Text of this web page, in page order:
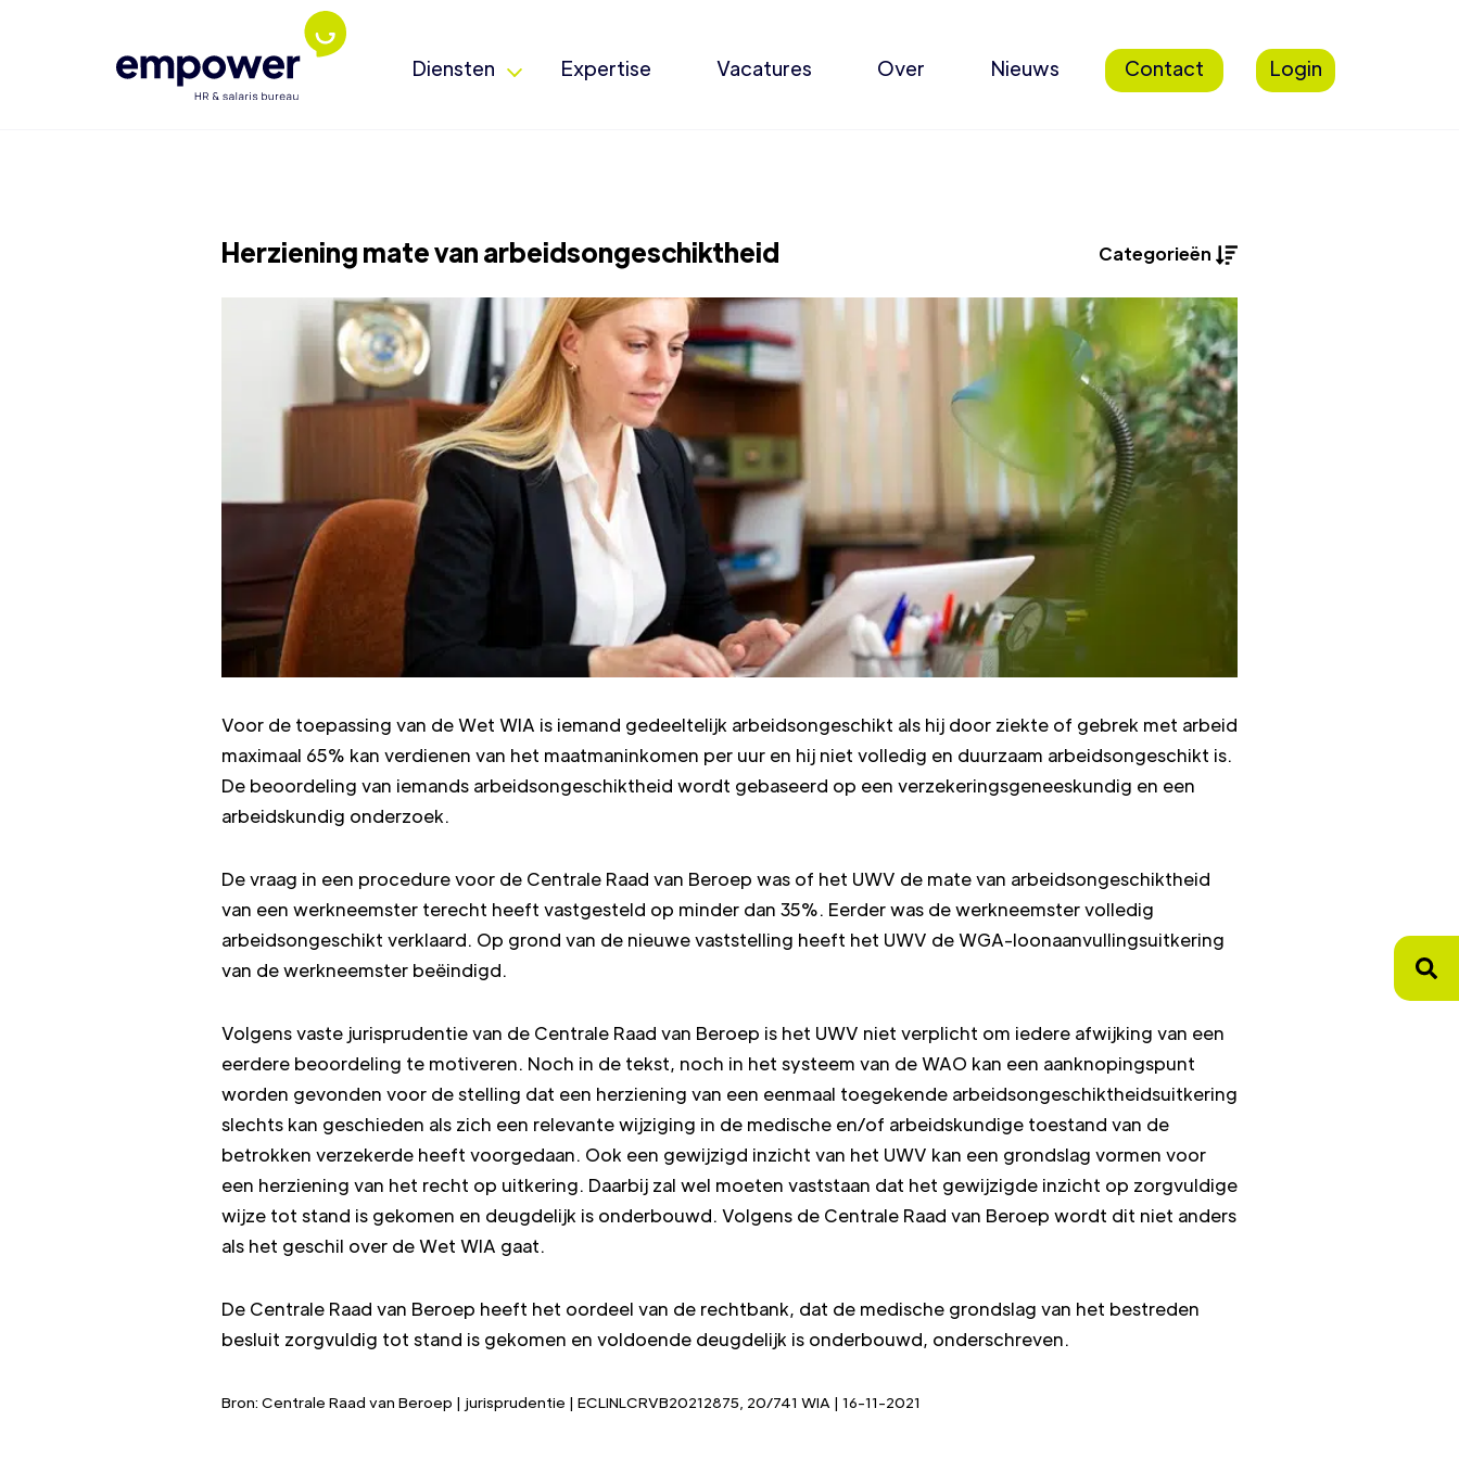
Diensten Expertise Vacatures Over Nieuws Contact Login
Herziening mate van arbeidsongeschiktheid Categorieën
Voor de toepassing van de Wet WIA is iemand gedeeltelijk arbeidsongeschikt als hij door ziekte of gebrek met arbeid
maximaal 65% kan verdienen van het maatmaninkomen per uur en hij niet volledig en duurzaam arbeidsongeschikt is.
De beoordeling van iemands arbeidsongeschiktheid wordt gebaseerd op een verzekeringsgeneeskundig en een
arbeidskundig onderzoek.
De vraag in een procedure voor de Centrale Raad van Beroep was of het UWV de mate van arbeidsongeschiktheid
van een werkneemster terecht heeft vastgesteld op minder dan 35%. Eerder was de werkneemster volledig
arbeidsongeschikt verklaard. Op grond van de nieuwe vaststelling heeft het UWV de WGA-loonaanvullingsuitkering
van de werkneemster beëindigd.
Volgens vaste jurisprudentie van de Centrale Raad van Beroep is het UWV niet verplicht om iedere afwijking van een
eerdere beoordeling te motiveren. Noch in de tekst, noch in het systeem van de WAO kan een aanknopingspunt
worden gevonden voor de stelling dat een herziening van een eenmaal toegekende arbeidsongeschiktheidsuitkering
slechts kan geschieden als zich een relevante wijziging in de medische en/of arbeidskundige toestand van de
betrokken verzekerde heeft voorgedaan. Ook een gewijzigd inzicht van het UWV kan een grondslag vormen voor
een herziening van het recht op uitkering. Daarbij zal wel moeten vaststaan dat het gewijzigde inzicht op zorgvuldige
wijze tot stand is gekomen en deugdelijk is onderbouwd. Volgens de Centrale Raad van Beroep wordt dit niet anders
als het geschil over de Wet WIA gaat.
De Centrale Raad van Beroep heeft het oordeel van de rechtbank, dat de medische grondslag van het bestreden
besluit zorgvuldig tot stand is gekomen en voldoende deugdelijk is onderbouwd, onderschreven.
Bron: Centrale Raad van Beroep | jurisprudentie | ECLINLCRVB20212875, 20/741 WIA | 16-11-2021